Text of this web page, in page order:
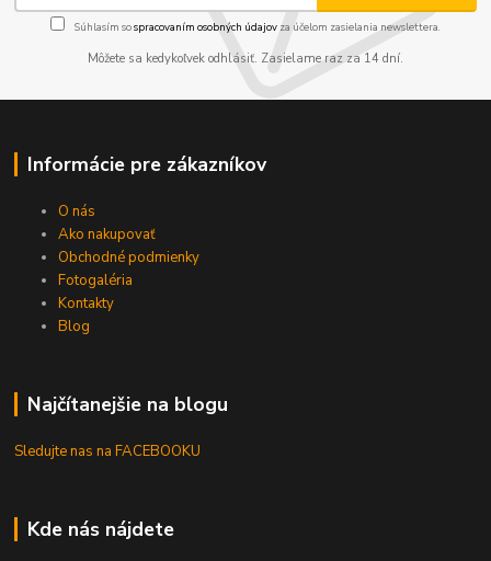
Súhlasím sospracovaním osobných údajov za účelom zasielania newslettera.
Môžete sa kedykoľvek odhlásiť. Zasielame raz za 14 dní.
Informácie pre zákazníkov
O nás
Ako nakupovať
Obchodné podmienky
Fotogaléria
Kontakty
Blog
Najčítanejšie na blogu
Sledujte nas na FACEBOOKU
Kde nás nájdete